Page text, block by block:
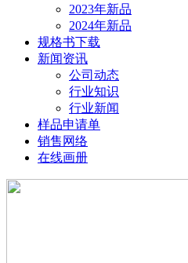
2023年新品
2024年新品
规格书下载
新闻资讯
公司动态
行业知识
行业新闻
样品申请单
销售网络
在线画册